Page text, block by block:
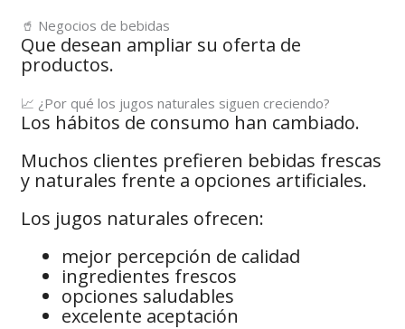
🥤 Negocios de bebidas
Que desean ampliar su oferta de
productos.
📈 ¿Por qué los jugos naturales siguen creciendo?
Los hábitos de consumo han cambiado.
Muchos clientes prefieren bebidas frescas
y naturales frente a opciones artificiales.
Los jugos naturales ofrecen:
mejor percepción de calidad
ingredientes frescos
opciones saludables
excelente aceptación